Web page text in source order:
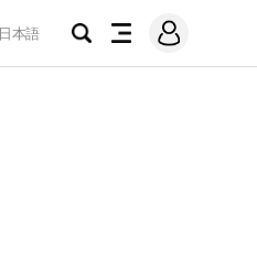
日本語
검
전
메
그